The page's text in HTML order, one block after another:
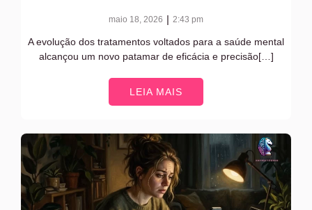
maio 18, 2026 | 2:43 pm
A evolução dos tratamentos voltados para a saúde mental
alcançou um novo patamar de eficácia e precisão[…]
LEIA MAIS